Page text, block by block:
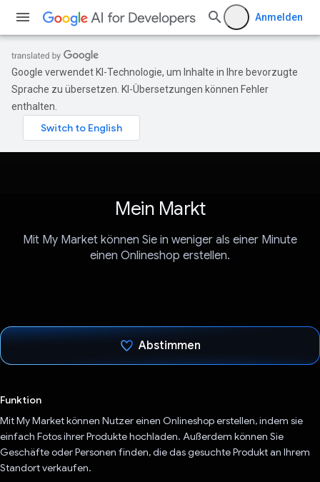
Anmelden
Google verwendet KI-Technologie, um Inhalte in Ihre bevorzugte
Sprache zu übersetzen. KI-Übersetzungen können Fehler
enthalten.
Mein Markt
Mit My Market können Sie in weniger als einer Minute
einen Onlineshop erstellen.
Abstimmen
Funktion
Mit My Market können Nutzer einen Onlineshop erstellen, indem sie
einfach Fotos ihrer Produkte hochladen. Außerdem können Sie
Geschäfte oder Personen finden, die das gesuchte Produkt an Ihrem
Standort verkaufen.